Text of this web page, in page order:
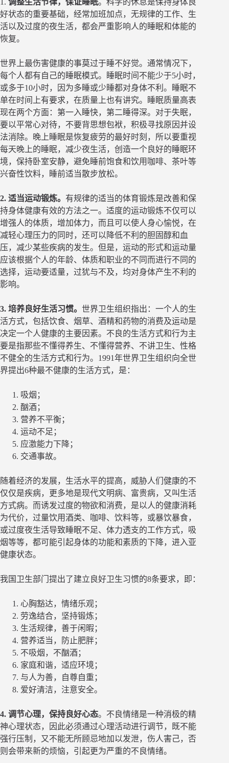
好状态的重要基础，经常加班加点，无规律的工作、生
活以及过度的夜生活，都会严重影响人的睡眠和体能的
恢复。
世界上最伤害健康的事莫过于睡不好觉。通常情况下，
每个人都有自己的睡眠模式。睡眠时间不能少于5小时，
或多于10小时，因为多睡或少睡都对身体不利。睡眠不
单在时间上有要求，在质量上也有讲究。睡眠质量高表
现在两个方面：第一入睡快，第二睡得深。对于失眠，
要以平常心对待，不要背思想包袱，积极寻找原因并设
法消除。晚上睡眠是恢复疲劳的最好时刻，所以要重视
每天晚上的睡眠，减少夜生活，创造一个良好的睡眠环
境，保持卧室安静，避免睡前饱食和饮用咖啡、茶叶等
兴奋性饮料，睡前适当散步放松。
2. 适当运动锻炼。 有规律的适当的体育锻炼是改善和保
持身体健康有效的方法之一。适度的运动锻炼不仅可以
增强人的体质，增加体力，而且可以使人身心愉悦，在
减轻心理压力的同时，还可以降低不利的胆固醇和血
压，减少某些疾病的发生。但是，运动的形式和运动量
应该根据个人的年龄、体质和职业的不同而进行不同的
选择，运动要适量，过犹与不及，均对身体产生不利的
影响。
3. 培养良好生活习惯。 世界卫生组织指出：一个人的生
活方式，包括饮食、烟草、酒精和药物的消费及运动是
决定一个人健康的主要因素。不良的生活方式和行为主
要是指那些不懂得养生、不懂得营养、不讲卫生、性格
不健全的生活方式和行为。1991年世界卫生组织向全世
界提出6种最不健康的生活方式，是：
吸烟；
酗酒；
营养不平衡；
运动不足；
应激能力下降；
交通事故。
随着经济的发展，生活水平的提高，威胁人们健康的不
仅仅是疾病，更多地是现代文明病、富贵病，又叫生活
方式病。而诱发过度的物欲和消费，是以人的健康消耗
为代价，过量饮用酒类、咖啡、饮料等，或暴饮暴食，
或过度夜生活导致睡眠不足、体力透支的工作方式，吸
烟等等，都可能引起身体的功能和素质的下降，进入亚
健康状态。
我国卫生部门提出了建立良好卫生习惯的8条要求，即：
心胸豁达，情绪乐观；
劳逸结合，坚持锻炼；
生活规律，善于闲暇；
营养适当，防止肥胖；
不吸烟，不酗酒；
家庭和谐，适应环境；
与人为善，自尊自重；
爱好清洁，注意安全。
4. 调节心理，保持良好心态。不良情绪是一种消极的精
神心理状态，因此必须通过心理活动进行调节，既不能
强行压制，又不能无所顾忌地加以发泄，伤人害己，否
则会带来新的烦恼，引起更为严重的不良情绪。